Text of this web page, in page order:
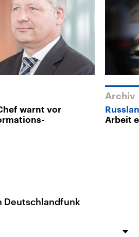
warnt vor
Archiv
Arbeit
Deutschlandfunk